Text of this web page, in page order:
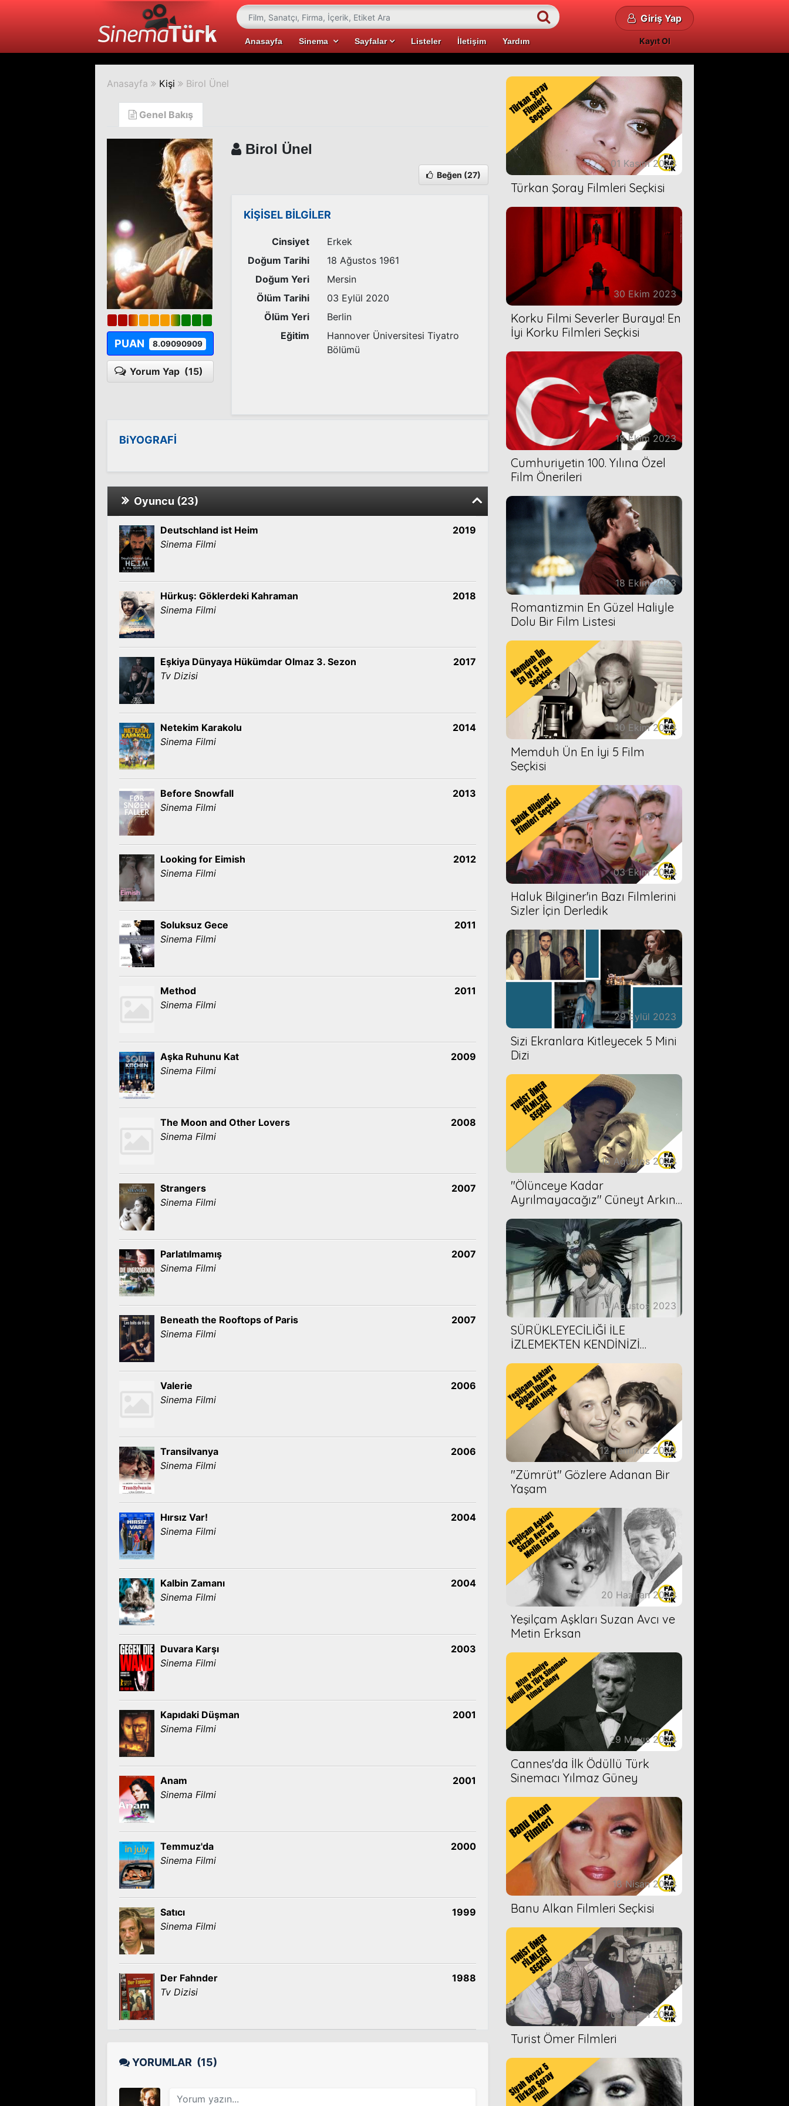
Anasayfa Sinema Sayfalar Listeler İletişim Yardım
Giriş Yap
Kayıt Ol
Anasayfa Kişi Birol Ünel
Genel Bakış
PUAN 8.09090909
Yorum Yap (15)
Birol Ünel
Beğen (27)
KİŞİSEL BİLGİLER
Cinsiyet
Erkek
Doğum Tarihi
18 Ağustos 1961
Doğum Yeri
Mersin
Ölüm Tarihi
03 Eylül 2020
Ölüm Yeri
Berlin
Eğitim
Hannover Üniversitesi Tiyatro
Bölümü
BiYOGRAFİ
Oyuncu (23)
Deutschland ist Heim
Sinema Filmi
2019
Hürkuş: Göklerdeki Kahraman
Sinema Filmi
2018
Eşkiya Dünyaya Hükümdar Olmaz 3. Sezon
Tv Dizisi
2017
Netekim Karakolu
Sinema Filmi
2014
Before Snowfall
Sinema Filmi
2013
Looking for Eimish
Sinema Filmi
2012
Soluksuz Gece
Sinema Filmi
2011
Method
Sinema Filmi
2011
Aşka Ruhunu Kat
Sinema Filmi
2009
The Moon and Other Lovers
Sinema Filmi
2008
Strangers
Sinema Filmi
2007
Parlatılmamış
Sinema Filmi
2007
Beneath the Rooftops of Paris
Sinema Filmi
2007
Valerie
Sinema Filmi
2006
Transilvanya
Sinema Filmi
2006
Hırsız Var!
Sinema Filmi
2004
Kalbin Zamanı
Sinema Filmi
2004
Duvara Karşı
Sinema Filmi
2003
Kapıdaki Düşman
Sinema Filmi
2001
Anam
Sinema Filmi
2001
Temmuz'da
Sinema Filmi
2000
Satıcı
Sinema Filmi
1999
Der Fahnder
Tv Dizisi
1988
YORUMLAR (15)
01 Kasım 2023
Türkan Şoray Filmleri Seçkisi
30 Ekim 2023
Korku Filmi Severler Buraya! En
İyi Korku Filmleri Seçkisi
18 Ekim 2023
Cumhuriyetin 100. Yılına Özel
Film Önerileri
18 Ekim 2023
Romantizmin En Güzel Haliyle
Dolu Bir Film Listesi
10 Ekim 2023
Memduh Ün En İyi 5 Film
Seçkisi
03 Ekim 2023
Haluk Bilginer'in Bazı Filmlerini
Sizler İçin Derledik
29 Eylül 2023
Sizi Ekranlara Kitleyecek 5 Mini
Dizi
16 Ağustos 2023
''Ölünceye Kadar
Ayrılmayacağız'' Cüneyt Arkın-
14 Ağustos 2023
SÜRÜKLEYECİLİĞİ İLE
İZLEMEKTEN KENDİNİZİ
ÖNERİMİZ
12 Temmuz 2023
''Zümrüt'' Gözlere Adanan Bir
Yaşam
20 Haziran 2023
Yeşilçam Aşkları Suzan Avcı ve
Metin Erksan
29 Mayıs 2023
Cannes'da İlk Ödüllü Türk
Sinemacı Yılmaz Güney
18 Nisan 2023
Banu Alkan Filmleri Seçkisi
05 Nisan 2023
Turist Ömer Filmleri